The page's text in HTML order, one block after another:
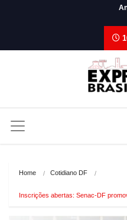
Home Cotidiano DF
Inscrições abertas: Senac-DF